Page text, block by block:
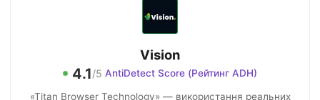
Vision
4.1/5 AntiDetect Score (Рейтинг ADH)
«Titan Browser Technology» — використання реальних